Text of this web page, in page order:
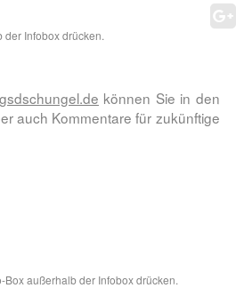
der Infobox drücken.
können Sie in den
auch Kommentare für zukünftige
außerhalb der Infobox drücken.